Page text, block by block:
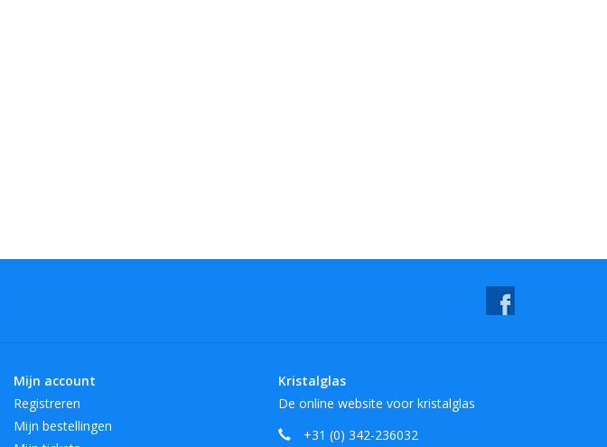
Mijn account
Registreren
Mijn bestellingen
Kristalglas
De online website voor kristalglas
+31 (0) 342-236032